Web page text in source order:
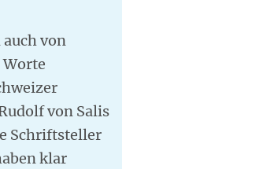
von
von Salis
Schriftsteller
klar